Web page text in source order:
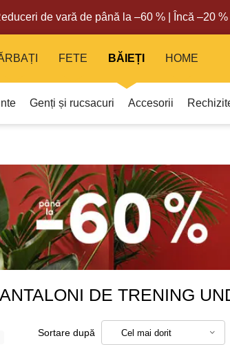
de vară de până la –60 % | Încă –20
FETE BĂIEȚI
Genți și rucsacuri Accesorii
HOME
DE TRENING
Sortare după Cel mai dorit